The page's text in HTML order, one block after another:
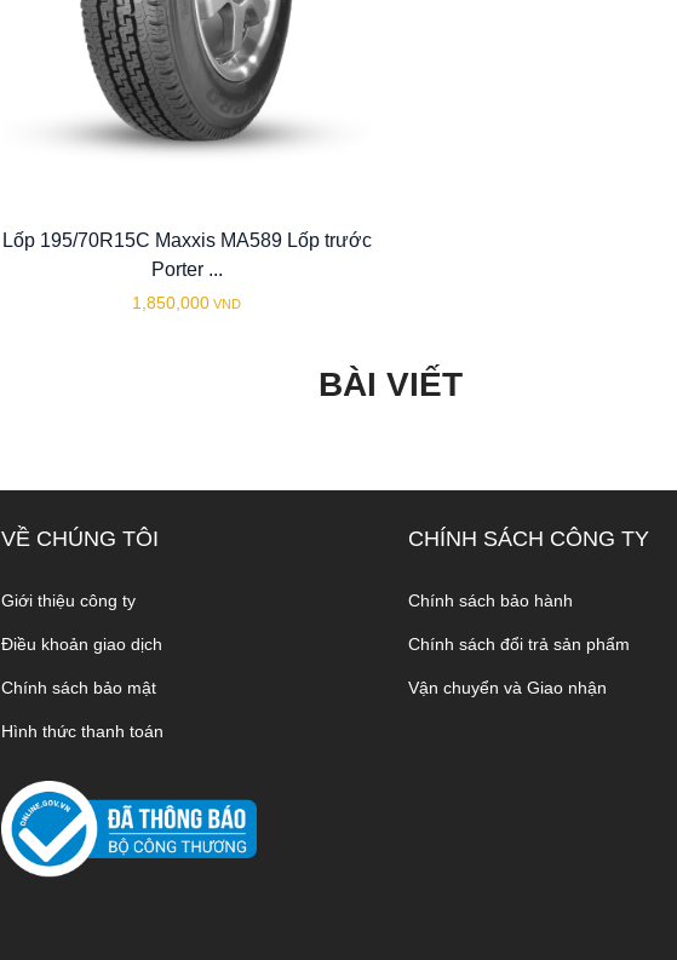
Lốp 195/70R15C Maxxis MA589 Lốp trước
Porter ...
1,850,000 VND
BÀI VIẾT
VỀ CHÚNG TÔI
Giới thiệu công ty
Điều khoản giao dịch
Chính sách bảo mật
Hình thức thanh toán
CHÍNH SÁCH CÔNG TY
Chính sách bảo hành
Chính sách đổi trả sản phẩm
Vận chuyển và Giao nhận